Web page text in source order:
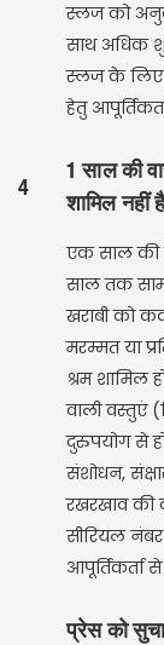
स्लज को
साथ अधिक
स्लज के लिए
हेतु
4
1 साल की
शामिल नहीं
एक साल की
साल तक
खराबी को
मरम्मत या
श्रम शामिल
वाली वस्तुएं
दुरुपयोग से
संशोधन,
रखरखाव की
सीरियल
आपूर्तिकर्ता
प्रेस को